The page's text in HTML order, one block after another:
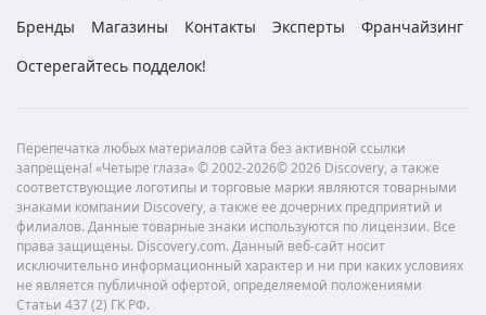
Бренды
Магазины Контакты Эксперты
Франчайзинг
Остерегайтесь подделок!
Перепечатка любых материалов сайта без активной ссылки
запрещена! «Четыре глаза» © 2002-2026© 2026 Discovery, а также
соответствующие логотипы и торговые марки являются товарными
знаками компании Discovery, а также ее дочерних предприятий и
филиалов. Данные товарные знаки используются по лицензии. Все
права защищены. Discovery.com. Данный веб-сайт носит
исключительно информационный характер и ни при каких условиях
не является публичной офертой, определяемой положениями
Статьи 437 (2) ГК РФ.